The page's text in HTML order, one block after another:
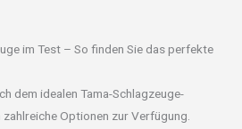
im Test – So finden Sie das perfekte
dem idealen Tama-Schlagzeuge-
Optionen zur Verfügung.